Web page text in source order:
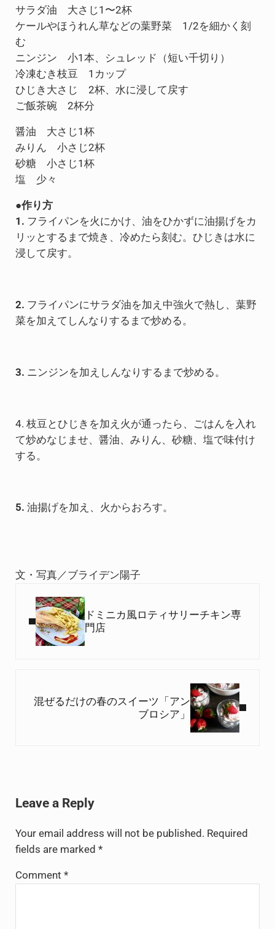
サラダ油 大さじ1〜2杯
ケールやほうれん草などの葉野菜 1/2を細かく刻
む
ニンジン 小1本、シュレッド（短い千切り）
冷凍むき枝豆 1カップ
ひじき大さじ 2杯、水に浸して戻す
ご飯茶碗 2杯分
醤油 大さじ1杯
みりん 小さじ2杯
砂糖 小さじ1杯
塩 少々
●作り方
1. フライパンを火にかけ、油をひかずに油揚げをカ
リッとするまで焼き、冷めたら刻む。ひじきは水に
浸して戻す。
2. フライパンにサラダ油を加え中強火で熱し、葉野
菜を加えてしんなりするまで炒める。
3. ニンジンを加えしんなりするまで炒める。
4. 枝豆とひじきを加え火が通ったら、ごはんを入れ
て炒めなじませ、醤油、みりん、砂糖、塩で味付け
する。
5. 油揚げを加え、火からおろす。
文・写真／ブライデン陽子
ドミニカ風ロティサリーチキン専
門店
混ぜるだけの春のスイーツ「アン
ブロシア」
Leave a Reply
Your email address will not be published. Required
fields are marked *
Comment *